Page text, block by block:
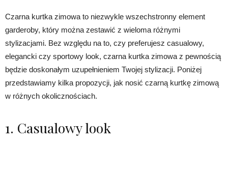
Czarna kurtka zimowa to niezwykle wszechstronny element
garderoby, który można zestawić z wieloma różnymi
stylizacjami. Bez względu na to, czy preferujesz casualowy,
elegancki czy sportowy look, czarna kurtka zimowa z pewnością
będzie doskonałym uzupełnieniem Twojej stylizacji. Poniżej
przedstawiamy kilka propozycji, jak nosić czarną kurtkę zimową
w różnych okolicznościach.
1. Casualowy look